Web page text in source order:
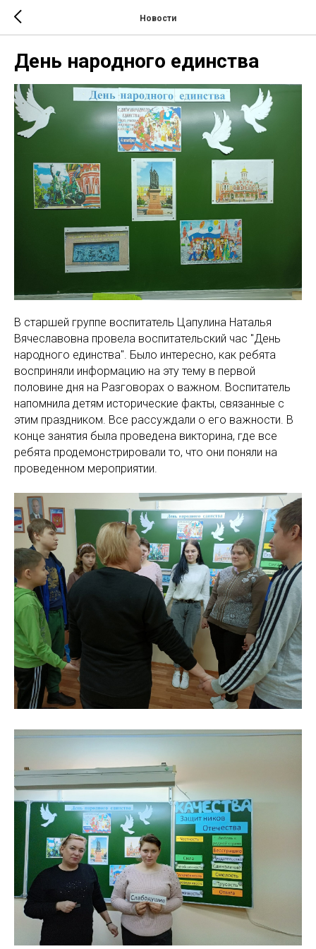
Новости
День народного единства
В старшей группе воспитатель Цапулина Наталья
Вячеславовна провела воспитательский час "День
народного единства". Было интересно, как ребята
восприняли информацию на эту тему в первой
половине дня на Разговорах о важном. Воспитатель
напомнила детям исторические факты, связанные с
этим праздником. Все рассуждали о его важности. В
конце занятия была проведена викторина, где все
ребята продемонстрировали то, что они поняли на
проведенном мероприятии.